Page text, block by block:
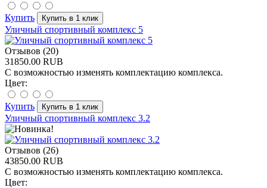
Купить
Уличный спортивный комплекс 5
Отзывов (20)
31850.00 RUB
С возможностью изменять комплектацию комплекса.
Цвет:
Купить
Уличный спортивный комплекс 3.2
Отзывов (26)
43850.00 RUB
С возможностью изменять комплектацию комплекса.
Цвет: